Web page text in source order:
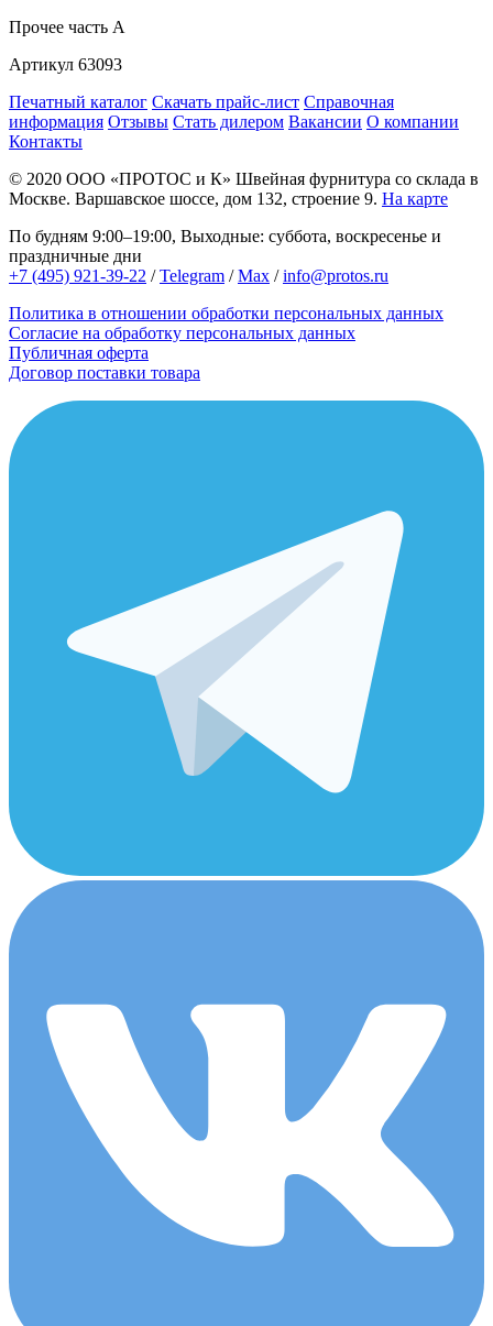
Прочее часть A
Артикул 63093
Печатный каталог Скачать прайс-лист Справочная
информация Отзывы Стать дилером Вакансии О компании
Контакты
© 2020 ООО «ПРОТОС и К» Швейная фурнитура со склада в
Москве. Варшавское шоссе, дом 132, строение 9. На карте
По будням 9:00–19:00, Выходные: суббота, воскресенье и
праздничные дни
+7 (495) 921-39-22 /Telegram /Max /info@protos.ru
Политика в отношении обработки персональных данных
Согласие на обработку персональных данных
Публичная оферта
Договор поставки товара